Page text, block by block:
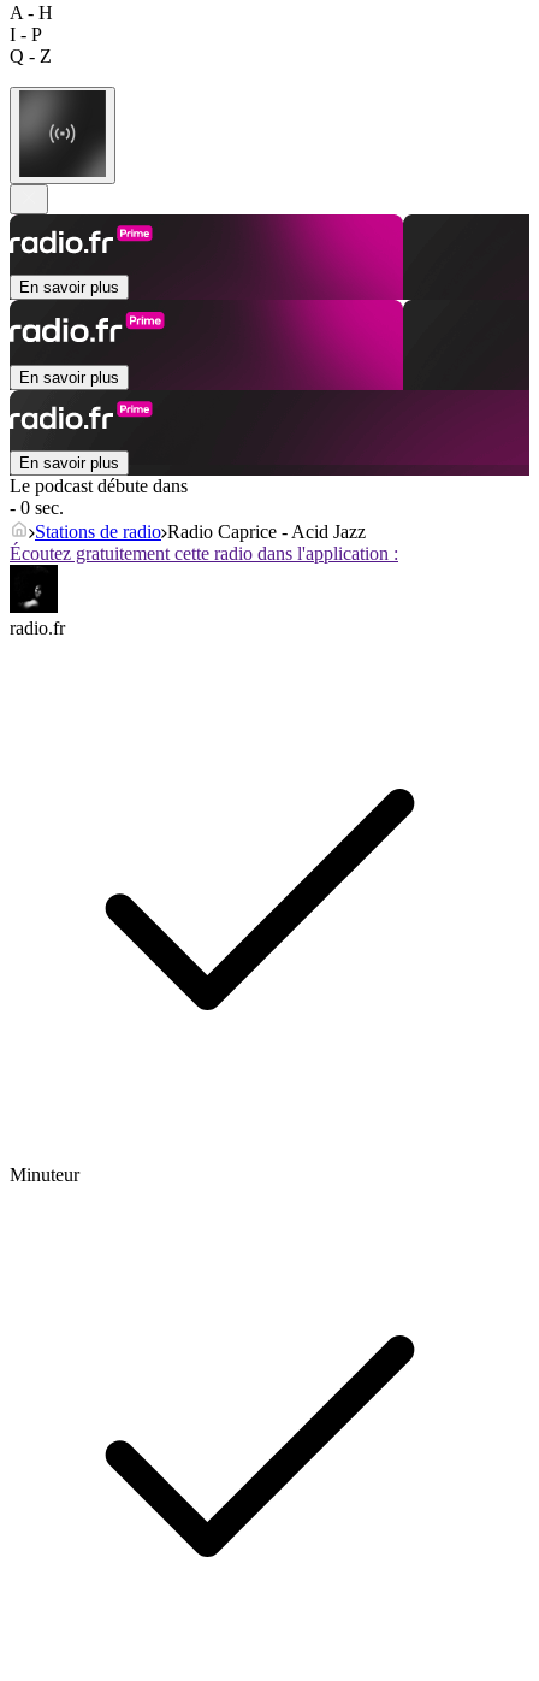
A - H
I - P
Q - Z
En savoir plus
En savoir plus
En savoir plus
Le podcast débute dans
- 0 sec.
Stations de radio Radio Caprice - Acid Jazz
Écoutez gratuitement cette radio dans l'application :
radio.fr
Minuteur